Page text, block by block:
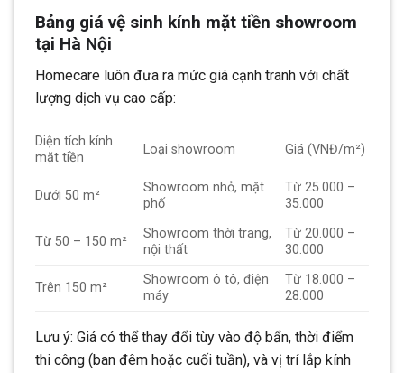
Bảng giá vệ sinh kính mặt tiền showroom
tại Hà Nội
Homecare luôn đưa ra mức giá cạnh tranh với chất
lượng dịch vụ cao cấp:
Diện tích kính
mặt tiền
Loại showroom Giá (VNĐ/m²)
Dưới 50 m²
Showroom nhỏ, mặt
phố
Từ 25.000 –
35.000
Từ 50 – 150 m²
Showroom thời trang,
nội thất
Từ 20.000 –
30.000
Trên 150 m²
Showroom ô tô, điện
máy
Từ 18.000 –
28.000
Lưu ý: Giá có thể thay đổi tùy vào độ bẩn, thời điểm
thi công (ban đêm hoặc cuối tuần), và vị trí lắp kính